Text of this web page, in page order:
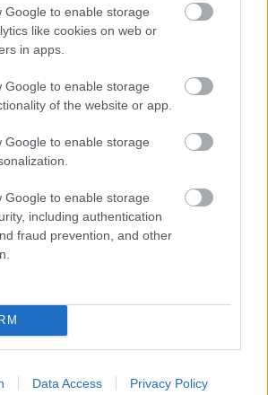
Google to enable storage
like cookies on web or
in apps.
Google to enable storage
of the website or app.
Google to enable storage
Google to enable storage
including authentication
fraud prevention, and other
Data Access Privacy Policy
(718) magnum photos 217)
múzeum (80)
andré kertész (103 )